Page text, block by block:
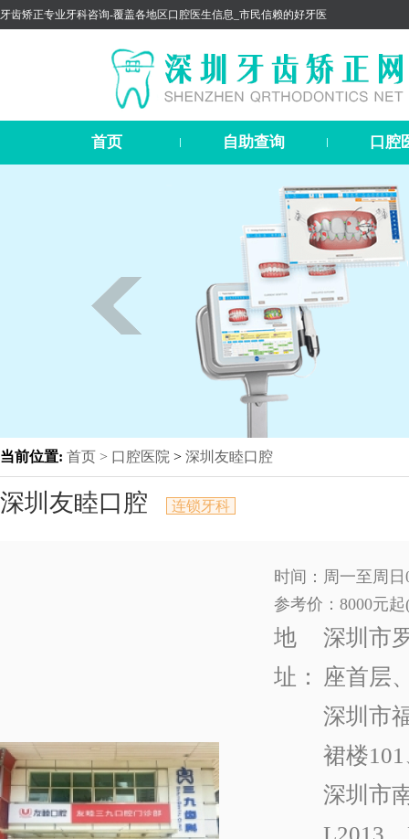
牙齿矫正专业牙科咨询-覆盖各地区口腔医生信息_市民信赖的好牙医
首页 自助查询 口腔
当前位置: 首页 > 口腔医院 > 深圳友睦口腔
深圳友睦口腔 连锁牙科
时间：周一至周日
参考价：8000元
地
址：
深圳市
座首层
深圳市
裙楼
深圳市
L2013